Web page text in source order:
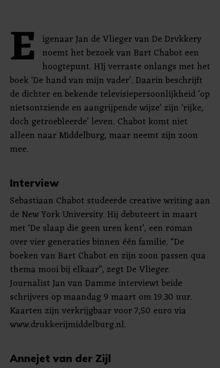
E igenaar Jan de Vlieger van De Drvkkery
noemt het bezoek van Bart Chabot een
hoogtepunt. HIj verraste onlangs met het
boek ‘De hand van mijn vader’. Daarin beschrijft
de dichter en bekende televisiepersoonlijkheid ‘op
nietsontziende en aangrijpende wijze’ zijn ‘rijke,
doch getroebleerde’ leven. Chabot komt niet
alleen naar Middelburg, maar neemt zijn zoon
mee.
Interview
Sebastiaan Chabot studeerde creative writing aan
de New York University. Hij debuteert in maart
met ‘De slaap die geen uren kent’, een roman
over vier generaties binnen één familie. “De
boeken van Bart Chabot en zijn zoon passen qua
thema mooi bij elkaar”, zegt De Vlieger.
Journalist Jan van Damme interviewt beide
schrijvers op maandag 9 maart om 19.30 uur.
Kaarten zijn verkrijgbaar voor 7,50 euro via
www.drukkerijmiddelburg.nl.
Annejet van der Zijl